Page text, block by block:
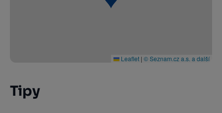
Leaflet | © Seznam.cz a.s. a další
Tipy